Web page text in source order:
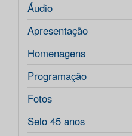
Áudio
Apresentação
Homenagens
Programação
Fotos
Selo 45 anos